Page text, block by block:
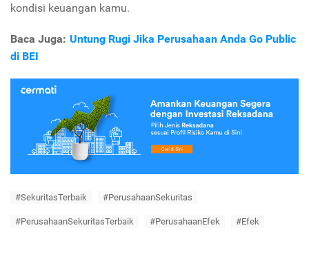
kondisi keuangan kamu.
Baca Juga: Untung Rugi Jika Perusahaan Anda Go Public
di BEI
#SekuritasTerbaik #PerusahaanSekuritas
#PerusahaanSekuritasTerbaik #PerusahaanEfek #Efek